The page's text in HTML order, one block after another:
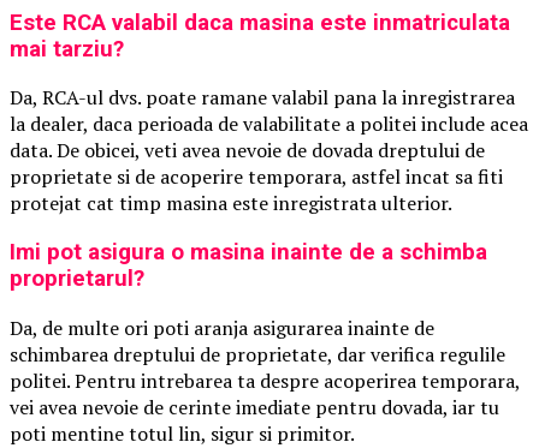
Este RCA valabil daca masina este inmatriculata
mai tarziu?
Da, RCA-ul dvs. poate ramane valabil pana la inregistrarea
la dealer, daca perioada de valabilitate a politei include acea
data. De obicei, veti avea nevoie de dovada dreptului de
proprietate si de acoperire temporara, astfel incat sa fiti
protejat cat timp masina este inregistrata ulterior.
Imi pot asigura o masina inainte de a schimba
proprietarul?
Da, de multe ori poti aranja asigurarea inainte de
schimbarea dreptului de proprietate, dar verifica regulile
politei. Pentru intrebarea ta despre acoperirea temporara,
vei avea nevoie de cerinte imediate pentru dovada, iar tu
poti mentine totul lin, sigur si primitor.